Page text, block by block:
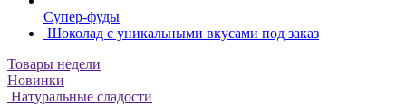
Супер-фуды
Шоколад с уникальными вкусами под заказ
Товары недели
Новинки
Натуральные сладости